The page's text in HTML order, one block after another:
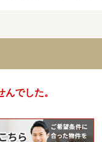
でした。